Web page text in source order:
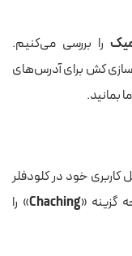
را بررسی می‌کنیم.
کش برای آدرس‌های
بمانید.
کاربری خود در کلودفلر
گزینه «Chaching» را